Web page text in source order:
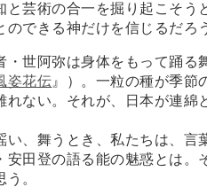
と芸術の合一を掘り起こそう
のできる神だけを信じるだろ
世阿弥は身体をもって踊る
姿花伝 』）。一粒の種が季節
れない。それが、日本が連綿
、舞うとき、私たちは、言
安田登の語る能の魅惑とは
。